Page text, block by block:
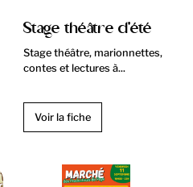
Stage théâtre d'été
Stage théâtre, marionnettes,
contes et lectures à...
Voir la fiche